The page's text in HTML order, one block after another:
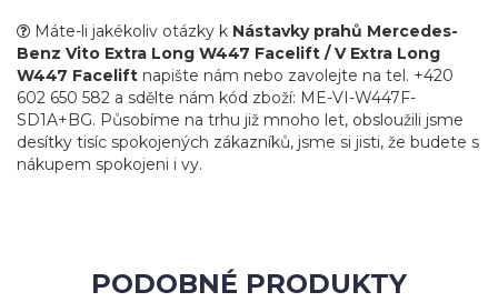
Máte-li jakékoliv otázky k Nástavky prahů Mercedes-
Benz Vito Extra Long W447 Facelift / V Extra Long
W447 Facelift napište nám nebo zavolejte na tel. +420
602 650 582 a sdělte nám kód zboží: ME-VI-W447F-
SD1A+BG. Působíme na trhu již mnoho let, obsloužili jsme
desítky tisíc spokojených zákazníků, jsme si jisti, že budete s
nákupem spokojeni i vy.
PODOBNÉ PRODUKTY